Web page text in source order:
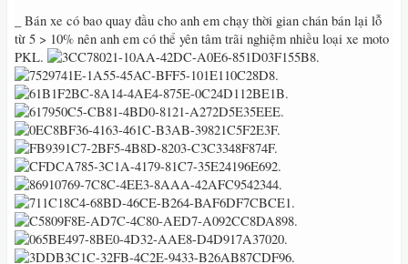
_ Bán xe có bao quay đầu cho anh em chạy thời gian chán bán lại lỗ
từ 5 > 10% nên anh em có thể yên tâm trãi nghiệm nhiều loại xe moto
PKL‭.